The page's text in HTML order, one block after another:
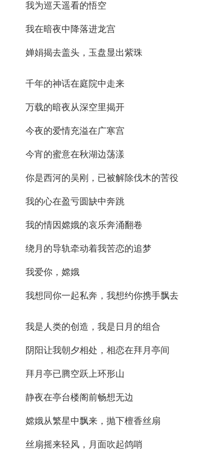
我为巡天遥看的悟空
我在暗夜中降落进龙宫
婵娟揭去盖头，玉盘显出紫珠
千年的神话在庭院中走来
万载的暗夜从深空里揭开
今夜的爱情充溢在广寒宫
今宵的蜜意在秋湖边荡漾
你是西河的吴刚，已被解除伐木的苦役
我的心在盈亏圆缺中奔跳
我的情因嫦娥的哀乐奔涌翻卷
绕月的导轨牵动着我苦恋的追梦
我爱你，嫦娥
我想同你一起私奔，我想约你携手飘去
我是人类的创造，我是日月的组合
阴阳让我朝夕相处，相恋在拜月亭间
拜月亭已腾空跃上环形山
静夜在亭台楼阁前畅想无边
嫦娥从繁星中飘来，抛下檀香丝扇
丝扇摇来轻风，月面吹起鸽哨